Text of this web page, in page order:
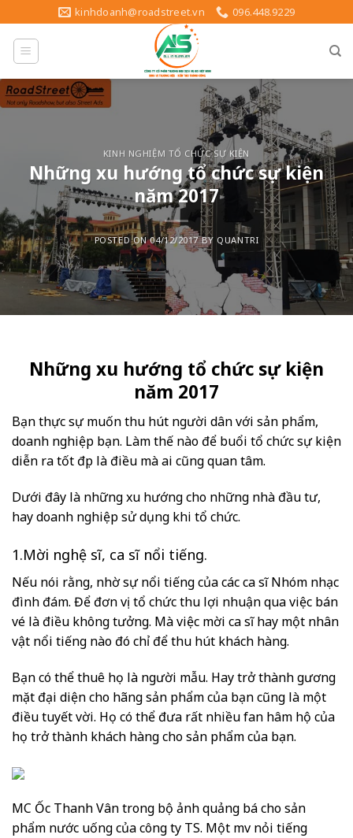
to
content
kinhdoanh@roadstreet.vn 096.448.9229
KINH NGHIỆM TỔ CHỨC SỰ KIỆN
Những xu hướng tổ chức sự kiện
năm 2017
POSTED ON04/12/2017BY QUANTRI
Những xu hướng tổ chức sự kiện
năm 2017
Bạn thực sự muốn thu hút người dân với sản phẩm,
doanh nghiệp bạn. Làm thế nào để buổi tổ chức sự kiện
diễn ra tốt đẹp là điều mà ai cũng quan tâm.
Dưới đây là những xu hướng cho những nhà đầu tư,
hay doanh nghiệp sử dụng khi tổ chức.
1.Mời nghệ sĩ, ca sĩ nổi tiếng.
Nếu nói rằng, nhờ sự nổi tiếng của các ca sĩ Nhóm nhạc
đình đám. Để đơn vị tổ chức thu lợi nhuận qua việc bán
vé là điều không tưởng. Mà việc mời ca sĩ hay một nhân
vật nổi tiếng nào đó chỉ để thu hút khách hàng.
Bạn có thể thuê họ là người mẫu. Hay trở thành gương
mặt đại diện cho hãng sản phẩm của bạn cũng là một
điều tuyết vời. Họ có thể đưa rất nhiều fan hâm hộ của
họ trở thành khách hàng cho sản phẩm của bạn.
MC Ốc Thanh Vân trong bộ ảnh quảng bá cho sản
phẩm nước uống của công ty TS. Một mv nỏi tiếng